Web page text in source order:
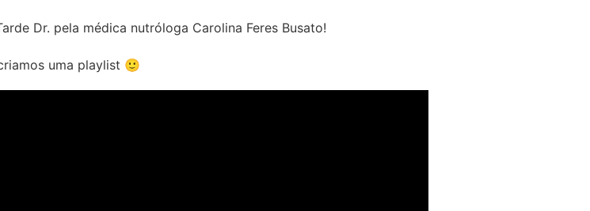
Dr. pela médica nutróloga Carolina Feres Busato!
uma playlist 🙂